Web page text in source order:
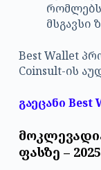
მსგავსი
Best Wallet
Coinsult-ის
გაეცანი Best
ფასზე –